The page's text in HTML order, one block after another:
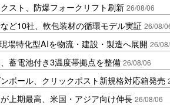
スト、防爆フォークリフト刷新 26/08/06
ど10社、軟包装材の循環モデル実証 26/08/
場特化型AIを物流・建設・製造へ展開 26/
蓄電池付き3温度帯拠点を整備 26/08/06
ボール、クリックポスト新規格対応箱発売
上期最高、米国・アジア向け伸長 26/08/06